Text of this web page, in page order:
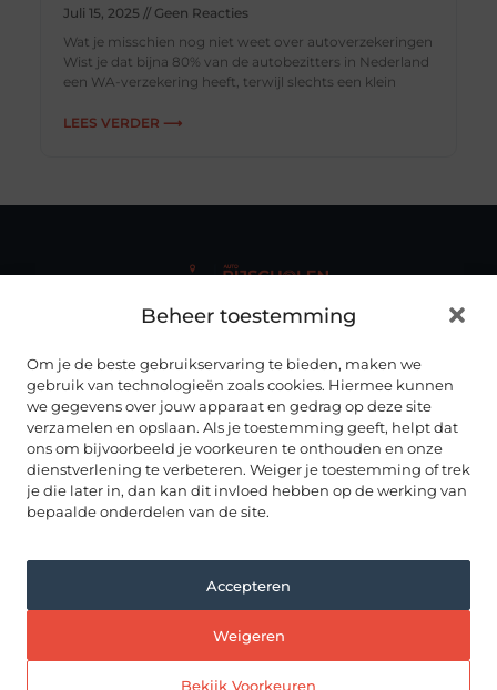
Beheer toestemming
Om je de beste gebruikservaring te bieden, maken we
gebruik van technologieën zoals cookies. Hiermee kunnen
we gegevens over jouw apparaat en gedrag op deze site
verzamelen en opslaan. Als je toestemming geeft, helpt dat
ons om bijvoorbeeld je voorkeuren te onthouden en onze
dienstverlening te verbeteren. Weiger je toestemming of trek
je die later in, dan kan dit invloed hebben op de werking van
bepaalde onderdelen van de site.
Accepteren
Weigeren
Bekijk Voorkeuren
Juli 15, 2025
Geen Reacties
Wat je misschien nog niet weet over autoverzekeringen
Wist je dat bijna 80% van de autobezitters in Nederland
een WA-verzekering heeft, terwijl slechts een klein
LEES VERDER ⟶
Autorijscholenhub.nl biedt duidelijke en up-to-date
rijinstructeur – overzichtelijk gebundeld op één centrale
plek.
ONZE INFORMATIE
ALLES OVER AUTORIJDEN
RIJSCHOLEN IN NEDERLAND
Drenthe
Friesland
Limburg
Noord Brabant
Utrecht